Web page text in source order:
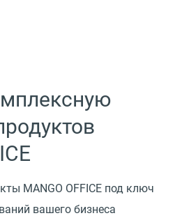
MANGO OFFICE под ключ
вашего бизнеса